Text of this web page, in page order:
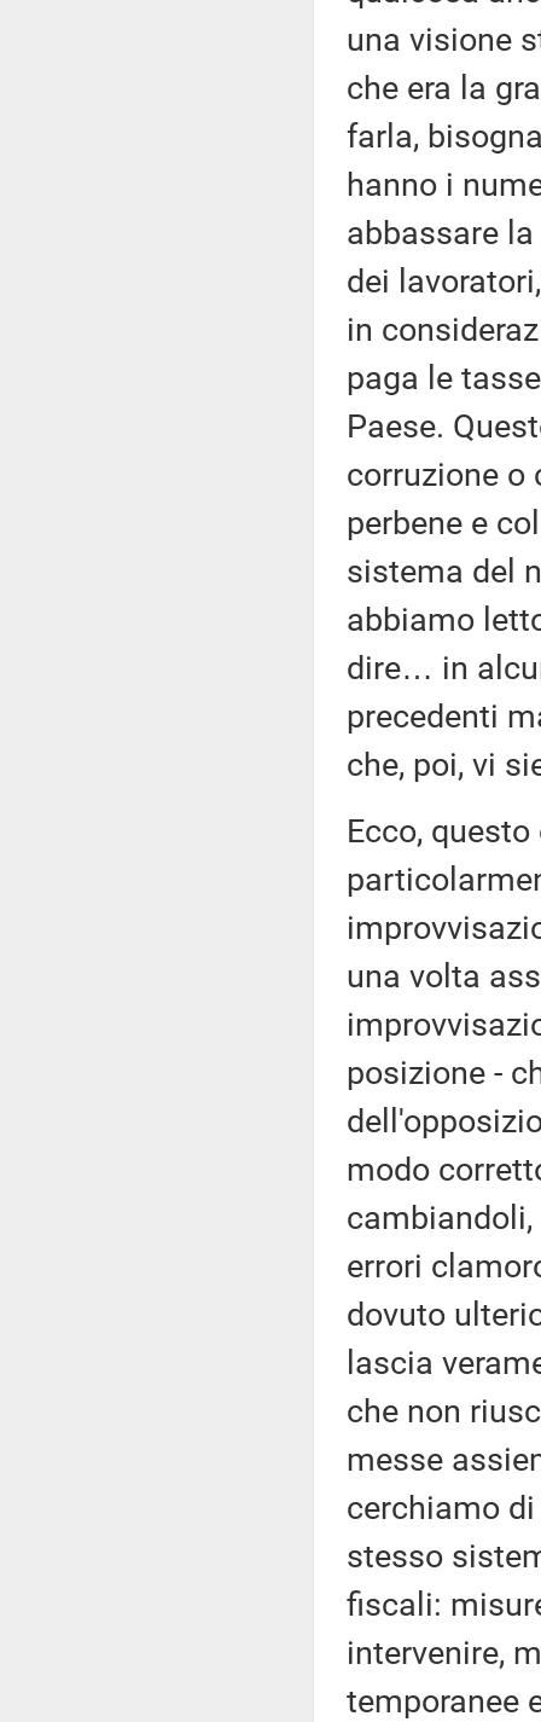
una visione
che era la
farla,
hanno i
abbassare
dei
in
paga le
Paese.
corruzione o
perbene e
sistema del
abbiamo
dire… in
precedenti
che, poi, vi
Ecco,
una volta
posizione -
modo
errori
dovuto
lascia
che non
messe
cerchiamo
stesso
fiscali:
intervenire,
temporanee